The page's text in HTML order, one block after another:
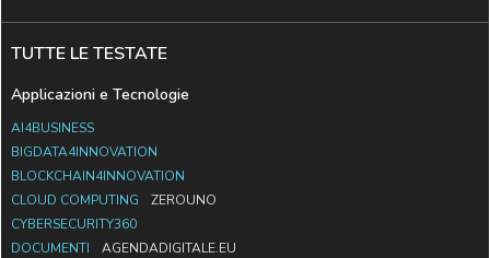
TUTTE LE TESTATE
Applicazioni e Tecnologie
AI4BUSINESS
BIGDATA4INNOVATION
BLOCKCHAIN4INNOVATION
CLOUD COMPUTING
ZEROUNO
CYBERSECURITY360
DOCUMENTI
AGENDADIGITALE.EU